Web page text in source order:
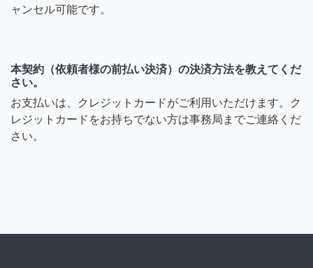
ャンセル可能です。
本契約（依頼者様の前払い決済）の決済方法を教えてくだ
さい。
お支払いは、クレジットカードがご利用いただけます。ク
レジットカードをお持ちでない方は事務局までご連絡くだ
さい。